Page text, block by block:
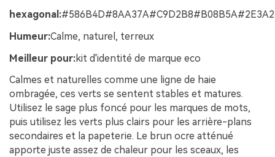
hexagonal:
Humeur:Calme, naturel, terreux
Meilleur pour:kit d'identité de marque eco
Calmes et naturelles comme une ligne de haie
ombragée, ces verts se sentent stables et matures.
Utilisez le sage plus foncé pour les marques de mots,
puis utilisez les verts plus clairs pour les arrière-plans
secondaires et la papeterie. Le brun ocre atténué
apporte juste assez de chaleur pour les sceaux, les